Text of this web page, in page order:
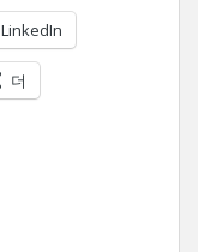
LinkedIn
더